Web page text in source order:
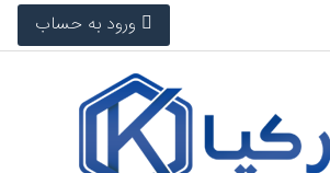
ورود به حساب